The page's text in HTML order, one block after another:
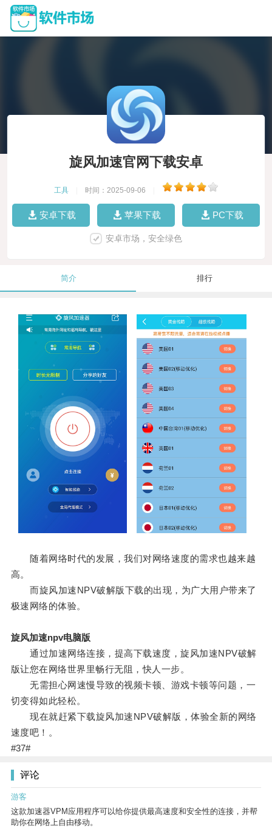
旋风加速官网下载安卓
工具 时间：2025-09-06
安卓下载 苹果下载 PC下载
安卓市场，安全绿色
简介 排行
随着网络时代的发展，我们对网络速度的需求也越来越
高。
而旋风加速NPV破解版下载的出现，为广大用户带来了
极速网络的体验。
旋风加速npv电脑版
通过加速网络连接，提高下载速度，旋风加速NPV破解
版让您在网络世界里畅行无阻，快人一步。
无需担心网速慢导致的视频卡顿、游戏卡顿等问题，一
切变得如此轻松。
现在就赶紧下载旋风加速NPV破解版，体验全新的网络
速度吧！。
#37#
评论
游客
这款加速器VPM应用程序可以给你提供最高速度和安全性的连接，并帮
助你在网络上自由移动。